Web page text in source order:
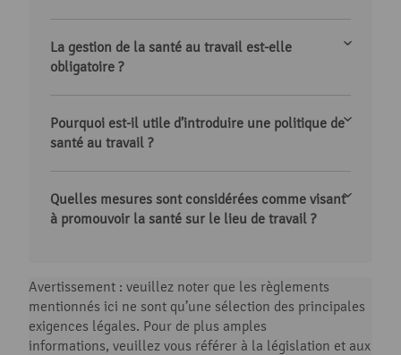
La gestion de la santé au travail est-elle
obligatoire ?
Pourquoi est-il utile d’introduire une politique de
santé au travail ?
Quelles mesures sont considérées comme visant
à promouvoir la santé sur le lieu de travail ?
Avertissement : veuillez noter que les règlements
mentionnés ici ne sont qu’une sélection des principales
exigences légales. Pour de plus amples
informations, veuillez vous référer à la législation et aux